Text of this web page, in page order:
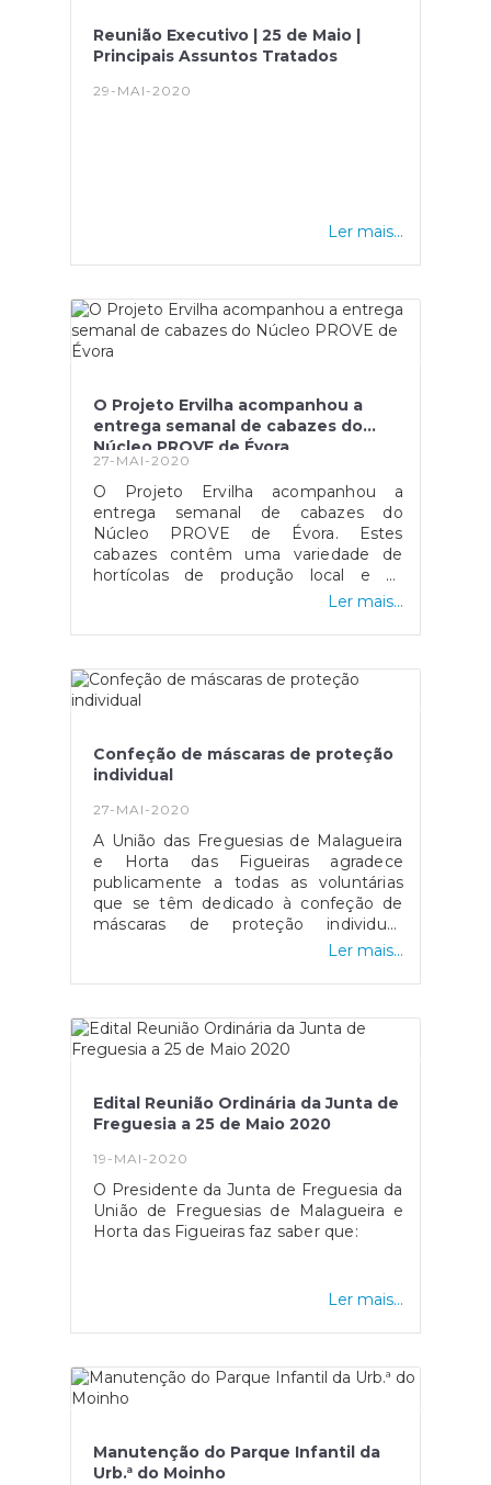
Reunião Executivo | 25 de Maio |
Principais Assuntos Tratados
29-MAI-2020
Ler mais...
O Projeto Ervilha acompanhou a
entrega semanal de cabazes do
Núcleo PROVE de Évora
27-MAI-2020
O Projeto Ervilha acompanhou a
entrega semanal de cabazes do
Núcleo PROVE de Évora. Estes
cabazes contêm uma variedade de
hortícolas de produção local e as
entregas ocorrem às sextas no espaço
Ler mais...
Confeção de máscaras de proteção
individual
27-MAI-2020
A União das Freguesias de Malagueira
e Horta das Figueiras agradece
publicamente a todas as voluntárias
que se têm dedicado à confeção de
máscaras de proteção individual:
Amélia Martins, Fátima Ernesto, Lurdes
máscaras estão a ser distribuídas às
doença por Covid 19.Junto com estas
máscaras, estão a ser distribuídas as
Câmara Municipal para esta população
de risco, bem como um conjunto de
informações importante na utilização
das máscaras, seguindo as
Ler mais...
Edital Reunião Ordinária da Junta de
Freguesia a 25 de Maio 2020
19-MAI-2020
O Presidente da Junta de Freguesia da
União de Freguesias de Malagueira e
Horta das Figueiras faz saber que:
Ler mais...
Manutenção do Parque Infantil da
Urb.ª do Moinho